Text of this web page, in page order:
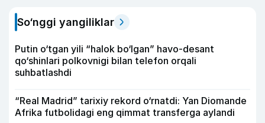
So‘nggi yangiliklar
Putin o‘tgan yili “halok bo‘lgan” havo-desant
qo‘shinlari polkovnigi bilan telefon orqali
suhbatlashdi
“Real Madrid” tarixiy rekord o‘rnatdi: Yan Diomande
Afrika futbolidagi eng qimmat transferga aylandi